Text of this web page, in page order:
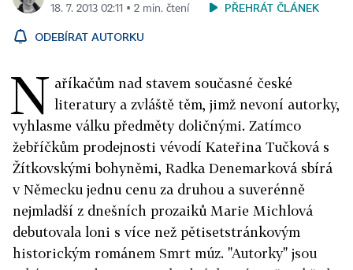
18. 7. 2013 02:11 ▪ 2 min. čtení
PŘEHRÁT ČLÁNEK
ODEBÍRAT AUTORKU
N aříkačům nad stavem současné české
literatury a zvláště těm, jimž nevoní autorky,
vyhlasme válku předměty doličnými. Zatímco
žebříčkům prodejnosti vévodí Kateřina Tučková s
Žítkovskými bohyněmi, Radka Denemarková sbírá
v Německu jednu cenu za druhou a suverénně
nejmladší z dnešních prozaiků Marie Michlová
debutovala loni s více než pětisetstránkovým
historickým románem Smrt múz. "Autorky" jsou